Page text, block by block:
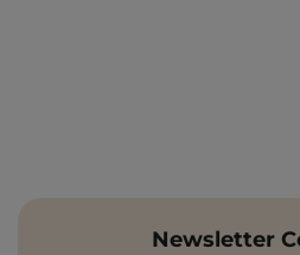
Newsletter